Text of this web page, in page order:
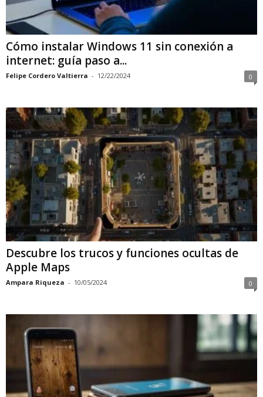
Cómo instalar Windows 11 sin conexión a
internet: guía paso a...
Felipe Cordero Valtierra - 12/22/2024 0
Descubre los trucos y funciones ocultas de
Apple Maps
Ampara Riqueza - 10/05/2024 0